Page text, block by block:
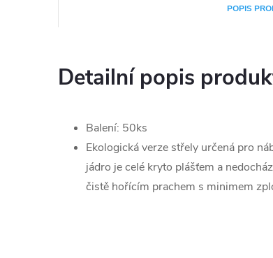
POPIS
Detailní popis
Balení: 50ks
Ekologická verze střely určená pro
jádro je celé kryto plášťem a
čistě hořícím prachem s minimem